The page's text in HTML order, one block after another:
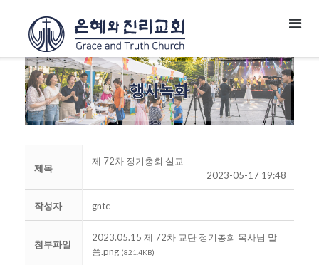
제목
제 72차 정기총회 설교
2023-05-17 19:48
작성자 gntc
첨부파일
2023.05.15 제 72차 교단 정기총회 목사님 말
씀.png (821.4KB)